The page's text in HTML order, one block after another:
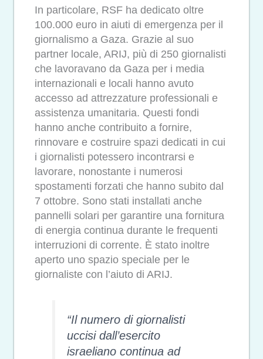
In particolare, RSF ha dedicato oltre
100.000 euro in aiuti di emergenza per il
giornalismo a Gaza. Grazie al suo
partner locale, ARIJ, più di 250 giornalisti
che lavoravano da Gaza per i media
internazionali e locali hanno avuto
accesso ad attrezzature professionali e
assistenza umanitaria. Questi fondi
hanno anche contribuito a fornire,
rinnovare e costruire spazi dedicati in cui
i giornalisti potessero incontrarsi e
lavorare, nonostante i numerosi
spostamenti forzati che hanno subito dal
7 ottobre. Sono stati installati anche
pannelli solari per garantire una fornitura
di energia continua durante le frequenti
interruzioni di corrente. È stato inoltre
aperto uno spazio speciale per le
giornaliste con l’aiuto di ARIJ.
“Il numero di giornalisti
uccisi dall’esercito
israeliano continua ad